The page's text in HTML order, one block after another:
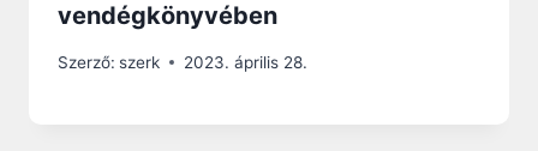
vendégkönyvében
Szerző: szerk 2023. április 28.